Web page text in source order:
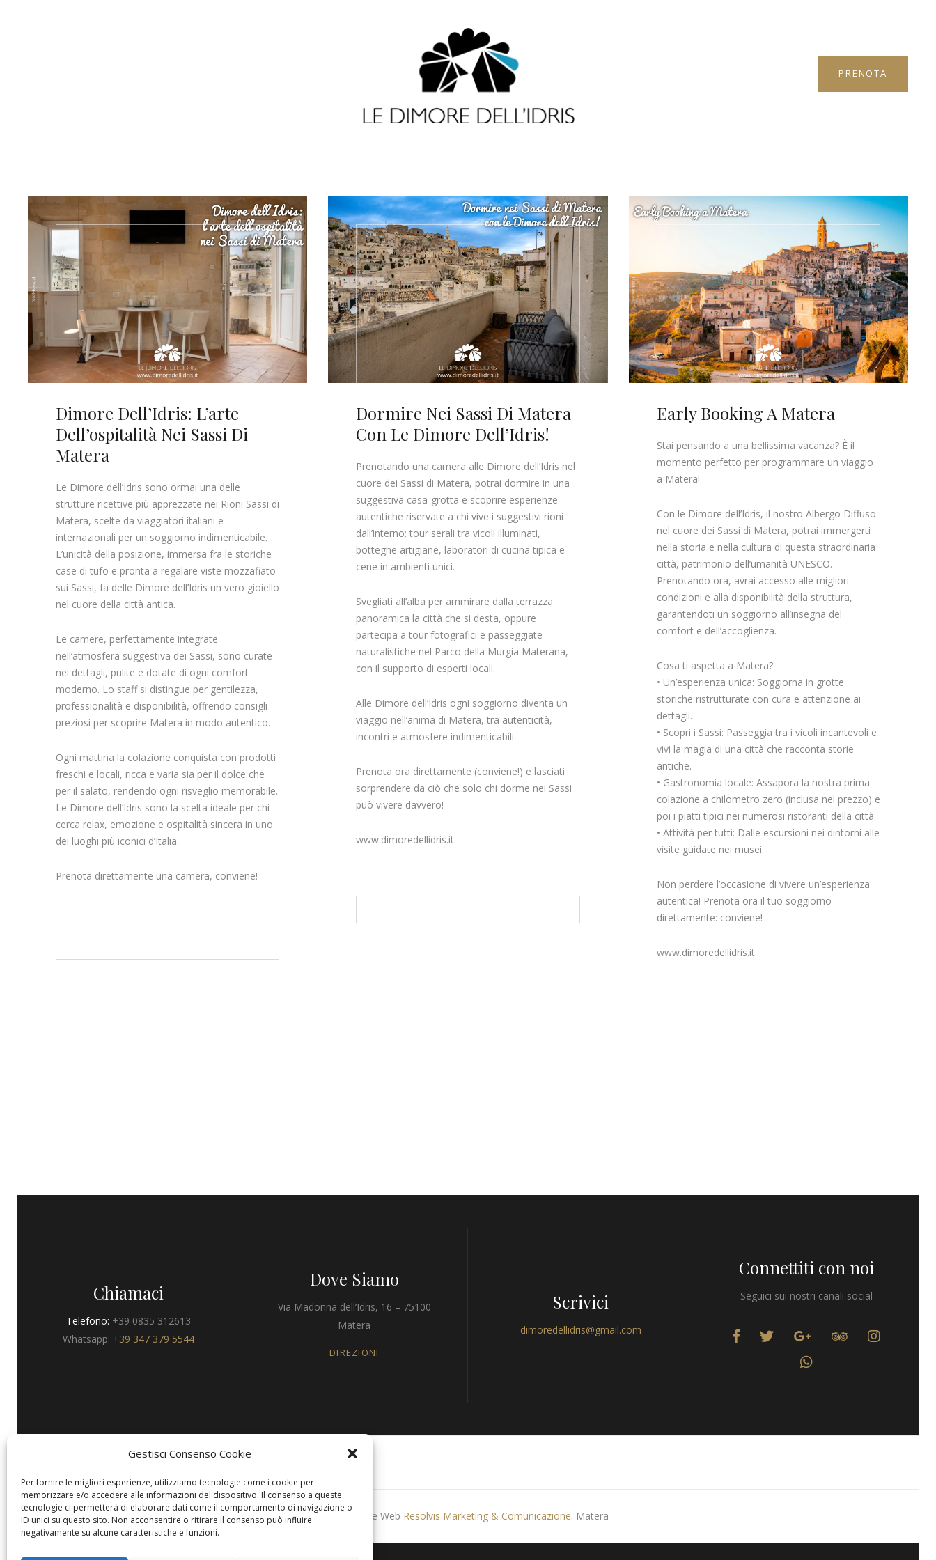
Gestisci Consenso Cookie
Per fornire le migliori esperienze, utilizziamo tecnologie come i cookie per
memorizzare e/o accedere alle informazioni del dispositivo. Il consenso a queste
tecnologie ci permetterà di elaborare dati come il comportamento di navigazione o
ID unici su questo sito. Non acconsentire o ritirare il consenso può influire
negativamente su alcune caratteristiche e funzioni.
PRENOTA
Dimore Dell’Idris: L’arte
Dell’ospitalità Nei Sassi Di
Matera
Le Dimore dell’Idris sono ormai una delle
strutture ricettive più apprezzate nei Rioni Sassi di
Matera, scelte da viaggiatori italiani e
internazionali per un soggiorno indimenticabile.
L’unicità della posizione, immersa fra le storiche
case di tufo e pronta a regalare viste mozzafiato
sui Sassi, fa delle Dimore dell’Idris un vero gioiello
nel cuore della città antica.
Le camere, perfettamente integrate
nell’atmosfera suggestiva dei Sassi, sono curate
nei dettagli, pulite e dotate di ogni comfort
moderno. Lo staff si distingue per gentilezza,
professionalità e disponibilità, offrendo consigli
preziosi per scoprire Matera in modo autentico.
Ogni mattina la colazione conquista con prodotti
freschi e locali, ricca e varia sia per il dolce che
per il salato, rendendo ogni risveglio memorabile.
Le Dimore dell’Idris sono la scelta ideale per chi
cerca relax, emozione e ospitalità sincera in uno
dei luoghi più iconici d’Italia.
Prenota direttamente una camera, conviene!
Dormire Nei Sassi Di Matera
Con Le Dimore Dell’Idris!
Prenotando una camera alle Dimore dell’Idris nel
cuore dei Sassi di Matera, potrai dormire in una
suggestiva casa-grotta e scoprire esperienze
autentiche riservate a chi vive i suggestivi rioni
dall’interno: tour serali tra vicoli illuminati,
botteghe artigiane, laboratori di cucina tipica e
cene in ambienti unici.
Svegliati all’alba per ammirare dalla terrazza
panoramica la città che si desta, oppure
partecipa a tour fotografici e passeggiate
naturalistiche nel Parco della Murgia Materana,
con il supporto di esperti locali.
Alle Dimore dell’Idris ogni soggiorno diventa un
viaggio nell’anima di Matera, tra autenticità,
incontri e atmosfere indimenticabili.
Prenota ora direttamente (conviene!) e lasciati
sorprendere da ciò che solo chi dorme nei Sassi
può vivere davvero!
www.dimoredellidris.it
Early Booking A Matera
Stai pensando a una bellissima vacanza? È il
momento perfetto per programmare un viaggio
a Matera!
Con le Dimore dell’Idris, il nostro Albergo Diffuso
nel cuore dei Sassi di Matera, potrai immergerti
nella storia e nella cultura di questa straordinaria
città, patrimonio dell’umanità UNESCO.
Prenotando ora, avrai accesso alle migliori
condizioni e alla disponibilità della struttura,
garantendoti un soggiorno all’insegna del
comfort e dell’accoglienza.
Cosa ti aspetta a Matera?
• Un’esperienza unica: Soggiorna in grotte
storiche ristrutturate con cura e attenzione ai
dettagli.
• Scopri i Sassi: Passeggia tra i vicoli incantevoli e
vivi la magia di una città che racconta storie
antiche.
• Gastronomia locale: Assapora la nostra prima
colazione a chilometro zero (inclusa nel prezzo) e
poi i piatti tipici nei numerosi ristoranti della città.
• Attività per tutti: Dalle escursioni nei dintorni alle
visite guidate nei musei.
Non perdere l’occasione di vivere un’esperienza
autentica! Prenota ora il tuo soggiorno
direttamente: conviene!
www.dimoredellidris.it
Chiamaci
Telefono: +39 0835 312613
Whatsapp: +39 347 379 5544
Dove Siamo
Via Madonna dell’Idris, 16 – 75100
Matera
DIREZIONI
Scrivici
dimoredellidris@gmail.com
Connettiti con noi
Seguici sui nostri canali social
Produzione Web Resolvis Marketing & Comunicazione. Matera